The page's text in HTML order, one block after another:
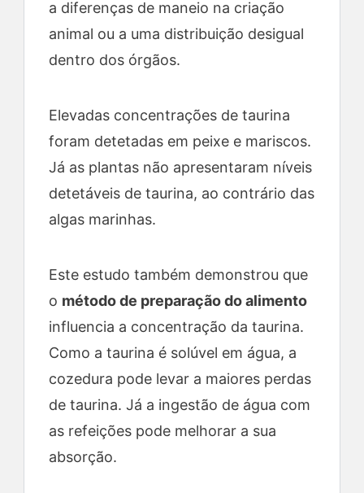
a diferenças de maneio na criação
animal ou a uma distribuição desigual
dentro dos órgãos.
Elevadas concentrações de taurina
foram detetadas em peixe e mariscos.
Já as plantas não apresentaram níveis
detetáveis de taurina, ao contrário das
algas marinhas.
Este estudo também demonstrou que
o método de preparação do alimento
influencia a concentração da taurina.
Como a taurina é solúvel em água, a
cozedura pode levar a maiores perdas
de taurina. Já a ingestão de água com
as refeições pode melhorar a sua
absorção.